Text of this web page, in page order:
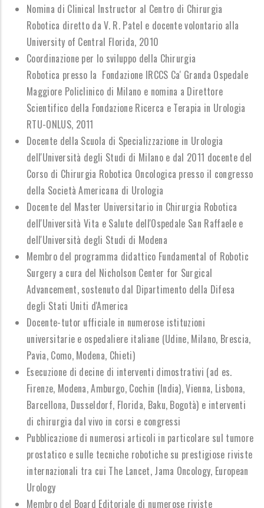
Nomina di Clinical Instructor al Centro di Chirurgia
Robotica diretto da V. R. Patel e docente volontario alla
University of Central Florida, 2010
Coordinazione per lo sviluppo della Chirurgia
Robotica presso la Fondazione IRCCS Ca' Granda Ospedale
Maggiore Policlinico di Milano e nomina a Direttore
Scientifico della Fondazione Ricerca e Terapia in Urologia
RTU-ONLUS, 2011
Docente della Scuola di Specializzazione in Urologia
dell'Università degli Studi di Milano e dal 2011 docente del
Corso di Chirurgia Robotica Oncologica presso il congresso
della Società Americana di Urologia
Docente del Master Universitario in Chirurgia Robotica
dell'Università Vita e Salute dell'Ospedale San Raffaele e
dell'Università degli Studi di Modena
Membro del programma didattico Fundamental of Robotic
Surgery a cura del Nicholson Center for Surgical
Advancement, sostenuto dal Dipartimento della Difesa
degli Stati Uniti d'America
Docente-tutor ufficiale in numerose istituzioni
universitarie e ospedaliere italiane (Udine, Milano, Brescia,
Pavia, Como, Modena, Chieti)
Esecuzione di decine di interventi dimostrativi (ad es.
Firenze, Modena, Amburgo, Cochin (India), Vienna, Lisbona,
Barcellona, Dusseldorf, Florida, Baku, Bogotà) e interventi
di chirurgia dal vivo in corsi e congressi
Pubblicazione di numerosi articoli in particolare sul tumore
prostatico e sulle tecniche robotiche su prestigiose riviste
internazionali tra cui The Lancet, Jama Oncology, European
Urology
Membro del Board Editoriale di numerose riviste